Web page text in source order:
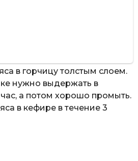
в горчицу толстым слоем.
нужно выдержать в
а потом хорошо промыть.
в кефире в течение 3